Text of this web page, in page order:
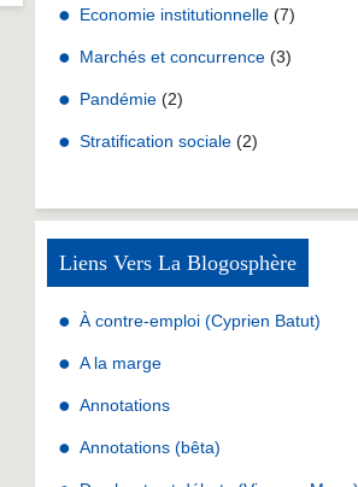
Economie institutionnelle (7)
Marchés et concurrence (3)
Pandémie (2)
Stratification sociale (2)
Liens Vers La Blogosphère
À contre-emploi (Cyprien Batut)
A la marge
Annotations
Annotations (bêta)